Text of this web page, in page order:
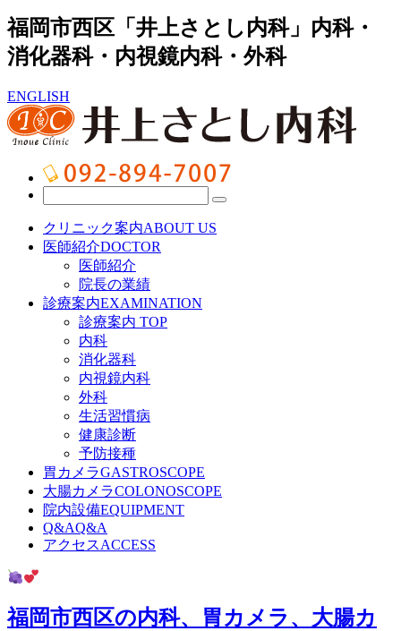
福岡市西区「井上さとし内科」内科・
消化器科・内視鏡内科・外科
ENGLISH
クリニック案内ABOUT US
医師紹介DOCTOR
医師紹介
院長の業績
診療案内EXAMINATION
診療案内 TOP
内科
消化器科
内視鏡内科
外科
生活習慣病
健康診断
予防接種
胃カメラGASTROSCOPE
大腸カメラCOLONOSCOPE
院内設備EQUIPMENT
Q&AQ&A
アクセスACCESS
福岡市西区の内科、胃カメラ、大腸カ